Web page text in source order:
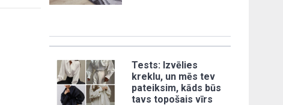
Tests: Izvēlies
kreklu, un mēs tev
pateiksim, kāds būs
tavs topošais vīrs